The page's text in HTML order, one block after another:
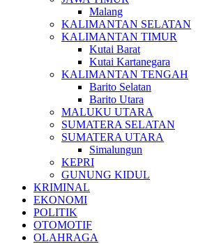
Malang
KALIMANTAN SELATAN
KALIMANTAN TIMUR
Kutai Barat
Kutai Kartanegara
KALIMANTAN TENGAH
Barito Selatan
Barito Utara
MALUKU UTARA
SUMATERA SELATAN
SUMATERA UTARA
Simalungun
KEPRI
GUNUNG KIDUL
KRIMINAL
EKONOMI
POLITIK
OTOMOTIF
OLAHRAGA